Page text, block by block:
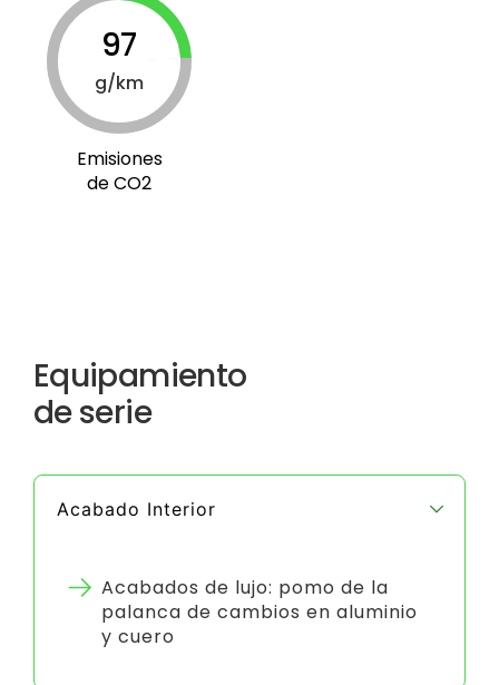
97
g/km
Emisiones
de CO2
Equipamiento
de serie
Acabado Interior
Acabados de lujo: pomo de la
palanca de cambios en aluminio
y cuero